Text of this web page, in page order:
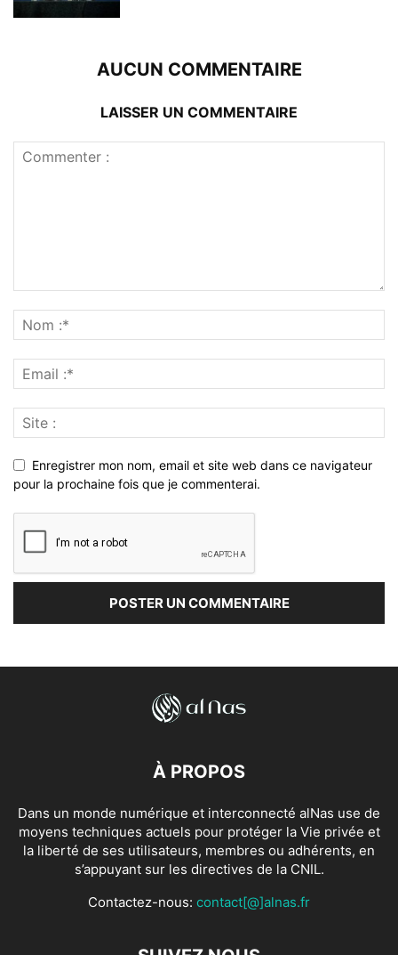
AUCUN COMMENTAIRE
LAISSER UN COMMENTAIRE
Enregistrer mon nom, email et site web dans ce navigateur
pour la prochaine fois que je commenterai.
À PROPOS
Dans un monde numérique et interconnecté alNas use de
moyens techniques actuels pour protéger la Vie privée et
la liberté de ses utilisateurs, membres ou adhérents, en
s’appuyant sur les directives de la CNIL.
Contactez-nous: contact[@]alnas.fr